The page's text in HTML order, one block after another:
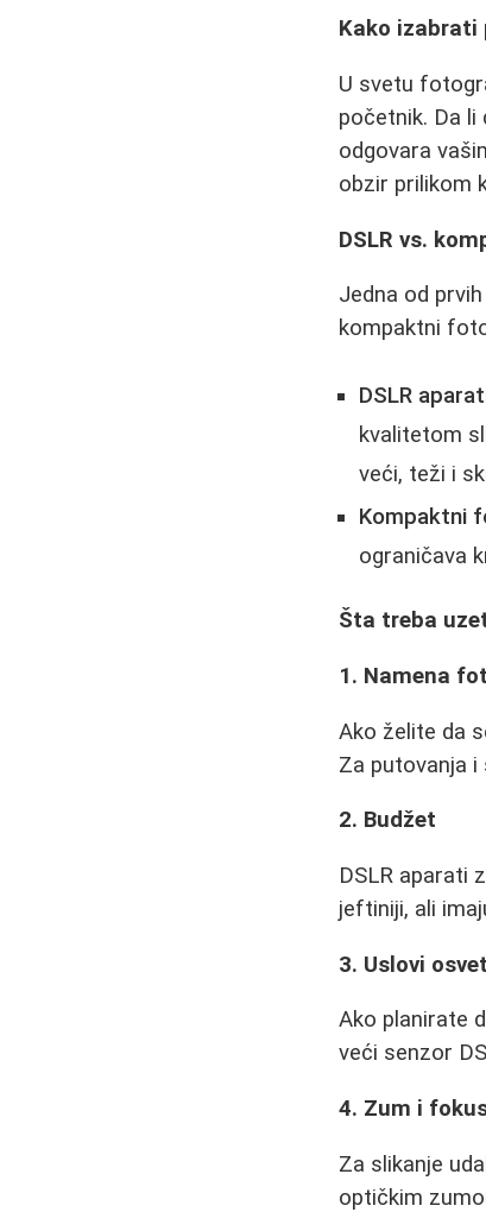
Kako izabrati
U svetu
početnik. Da li
odgovara
obzir prilikom
DSLR vs.
Jedna od
kompaktni
DSLR
kvalitetom
veći, teži i
Kompaktni
ograničava
Šta treba
1. Namena
Ako želite da
Za putovanja
2. Budžet
DSLR aparati
jeftiniji, ali
3. Uslovi
Ako planirate
veći senzor
4. Zum i
Za slikanje
optičkim